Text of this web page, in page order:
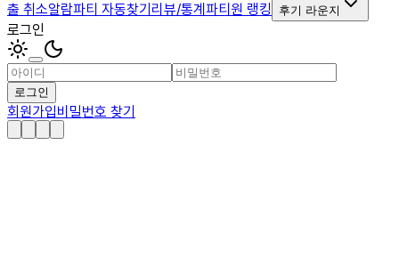
출 취소알람파티 자동찾기리뷰/통계파티원 랭킹 후기 라운지
로그인
로그인
회원가입비밀번호 찾기